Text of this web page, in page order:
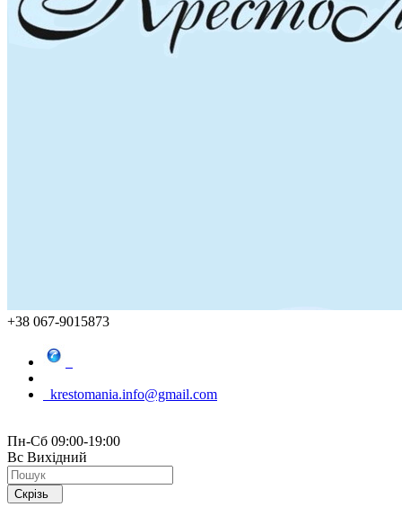
+38 067-9015873
krestomania.info@gmail.com
Пн-Сб 09:00-19:00
Вс Вихідний
Скрізь